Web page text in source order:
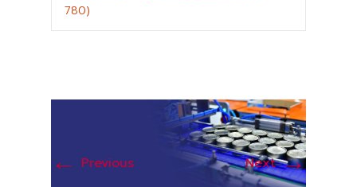
780)
← Previous Next→